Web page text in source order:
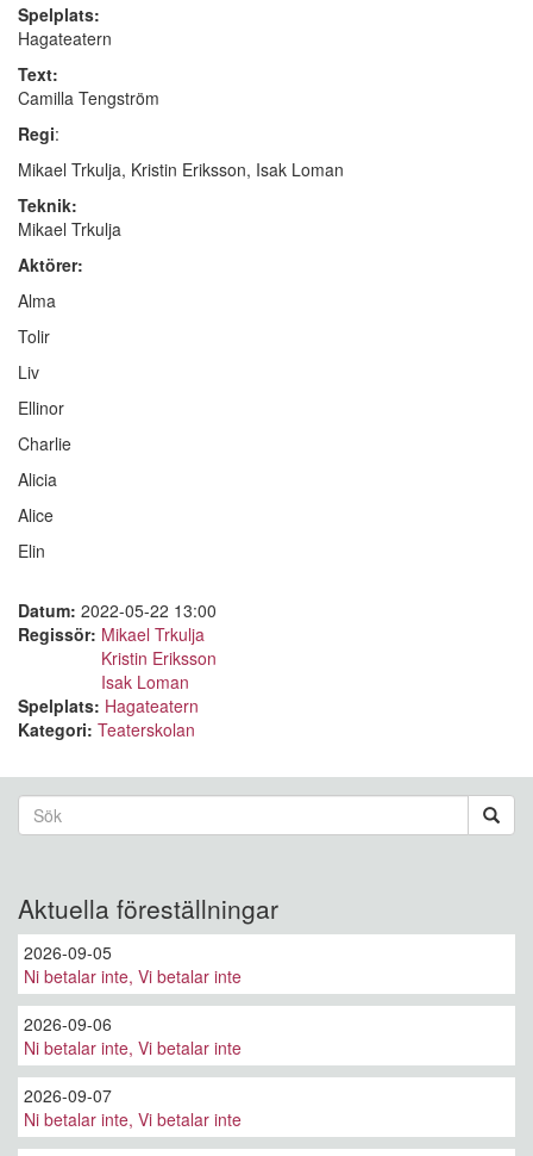
Spelplats:
Hagateatern
Text:
Camilla Tengström
Regi:
Mikael Trkulja, Kristin Eriksson, Isak Loman
Teknik:
Mikael Trkulja
Aktörer:
Alma
Tolir
Liv
Ellinor
Charlie
Alicia
Alice
Elin
Datum: 2022-05-22 13:00
Regissör: Mikael Trkulja
Kristin Eriksson
Isak Loman
Spelplats: Hagateatern
Kategori: Teaterskolan
Sökformulär
Aktuella föreställningar
2026-09-05
Ni betalar inte, Vi betalar inte
2026-09-06
Ni betalar inte, Vi betalar inte
2026-09-07
Ni betalar inte, Vi betalar inte